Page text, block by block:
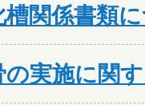
槽関係書類
の実施に関